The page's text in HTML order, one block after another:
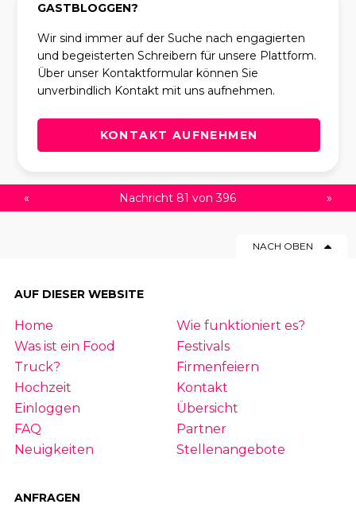
GASTBLOGGEN?
Wir sind immer auf der Suche nach engagierten
und begeisterten Schreibern für unsere Plattform.
Über unser Kontaktformular können Sie
unverbindlich Kontakt mit uns aufnehmen.
KONTAKT AUFNEHMEN
« Nachricht 81 von 396 »
NACH OBEN
AUF DIESER WEBSITE
Home
Wie funktioniert es?
Was ist ein Food
Truck?
Festivals
Firmenfeiern
Hochzeit
Kontakt
Einloggen
Übersicht
FAQ
Partner
Neuigkeiten
Stellenangebote
ANFRAGEN